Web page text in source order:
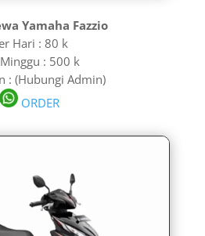
Yamaha Fazzio
Hari : 80 k
: 500 k
: (Hubungi Admin)
ORDER